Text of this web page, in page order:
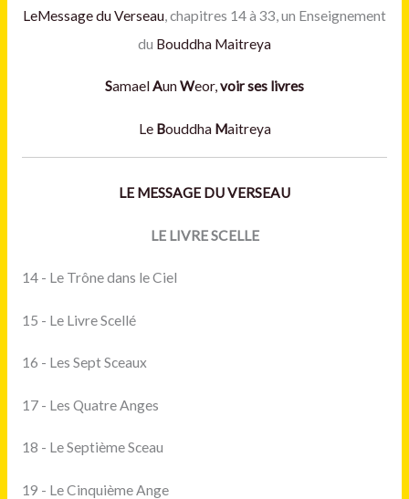
LeMessage du Verseau, chapitres 14 à 33, un Enseignement
du Bouddha Maitreya
SamaelAunWeor,voir ses livres
Le Bouddha Maitreya
LE MESSAGE DU VERSEAU
LE LIVRE SCELLE
14 - Le Trône dans le Ciel
15 - Le Livre Scellé
16 - Les Sept Sceaux
17 - Les Quatre Anges
18 - Le Septième Sceau
19 - Le Cinquième Ange